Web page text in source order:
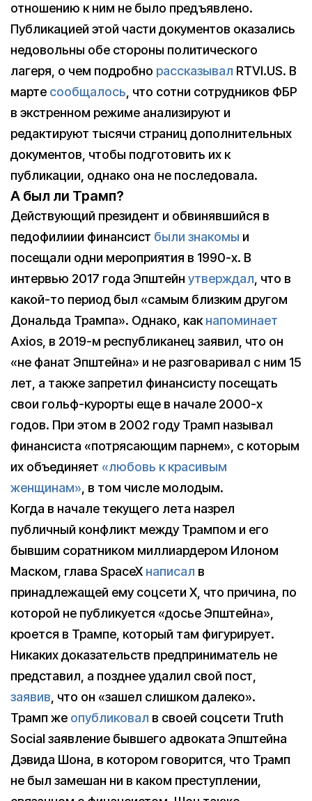
отношению к ним не было предъявлено.
Публикацией этой части документов оказались
недовольны обе стороны политического
лагеря, о чем подробно рассказывал RTVI.US. В
марте сообщалось, что сотни сотрудников ФБР
в экстренном режиме анализируют и
редактируют тысячи страниц дополнительных
документов, чтобы подготовить их к
публикации, однако она не последовала.
А был ли Трамп?
Действующий президент и обвинявшийся в
педофилиии финансист были знакомы и
посещали одни мероприятия в 1990-х. В
интервью 2017 года Эпштейн утверждал, что в
какой-то период был «самым близким другом
Дональда Трампа». Однако, какнапоминает
Axios, в 2019-м республиканец заявил, что он
«не фанат Эпштейна» и не разговаривал с ним 15
лет, а также запретил финансисту посещать
свои гольф-курорты еще в начале 2000-х
годов. При этом в 2002 году Трамп называл
финансиста «потрясающим парнем», с которым
их объединяет «любовь к красивым
женщинам», в том числе молодым.
Когда в начале текущего лета назрел
публичный конфликт между Трампом и его
бывшим соратником миллиардером Илоном
Маском, глава SpaceX написал в
принадлежащей ему соцсети X, что причина, по
которой не публикуется «досье Эпштейна»,
кроется в Трампе, который там фигурирует.
Никаких доказательств предприниматель не
представил, а позднее удалил свой пост,
заявив, что он «зашел слишком далеко».
Трамп же опубликовал в своей соцсети Truth
Social заявление бывшего адвоката Эпштейна
Дэвида Шона, в котором говорится, что Трамп
не был замешан ни в каком преступлении,